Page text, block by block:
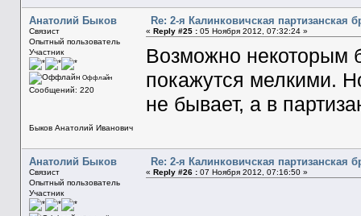
Анатолий Быков
Связист
Опытный пользователь
Участник
Оффлайн
Сообщений: 220
Быков Анатолий Иванович
Re: 2-я Калинковичская партизанская
« Reply #25 :05 Ноября 2012, 07:32:24 »
Возможно некоторым
покажутся мелкими.
не бывает, а в
Анатолий Быков
Связист
Опытный пользователь
Участник
Re: 2-я Калинковичская партизанская
« Reply #26 :07 Ноября 2012, 07:16:50 »